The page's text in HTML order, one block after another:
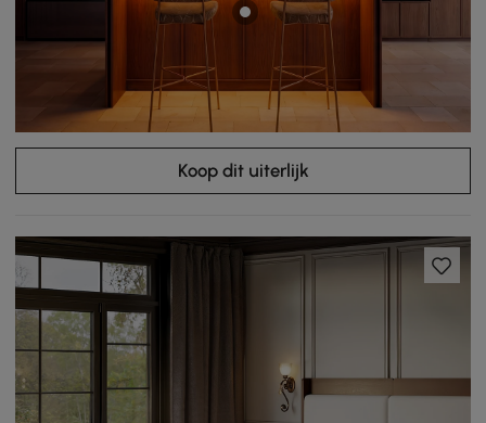
Koop dit uiterlijk